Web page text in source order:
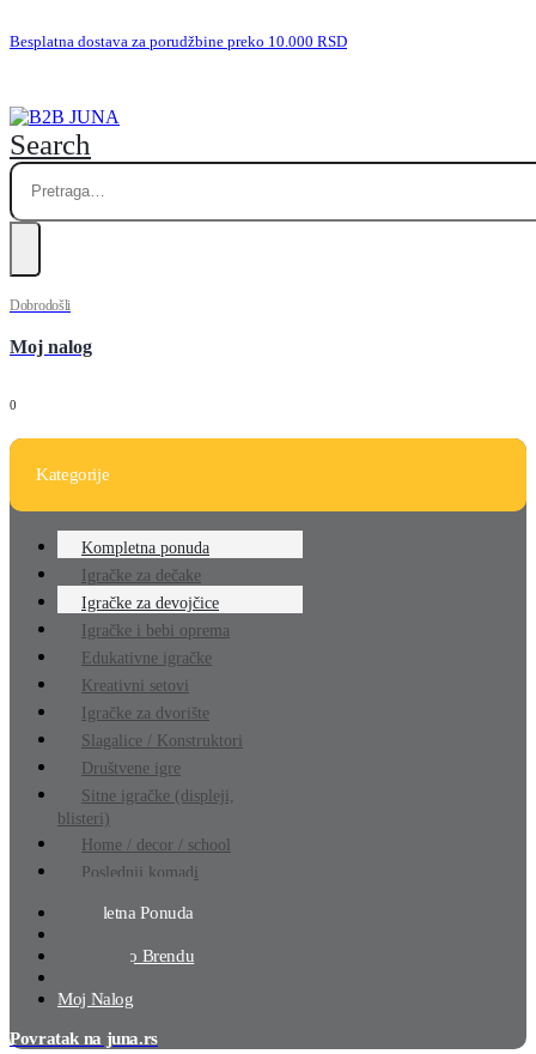
Besplatna dostava za porudžbine preko 10.000 RSD
Search
Dobrodošli
Moj nalog
0
Kategorije
Kompletna ponuda
Igračke za dečake
Igračke za devojčice
Igračke i bebi oprema
Edukativne igračke
Kreativni setovi
Igračke za dvorište
Slagalice / Konstruktori
Društvene igre
Sitne igračke (displeji,
blisteri)
Home / decor / school
Poslednji komadi
Kompletna Ponuda
Pretraga Po Brendu
Moj Nalog
Povratak na juna.rs